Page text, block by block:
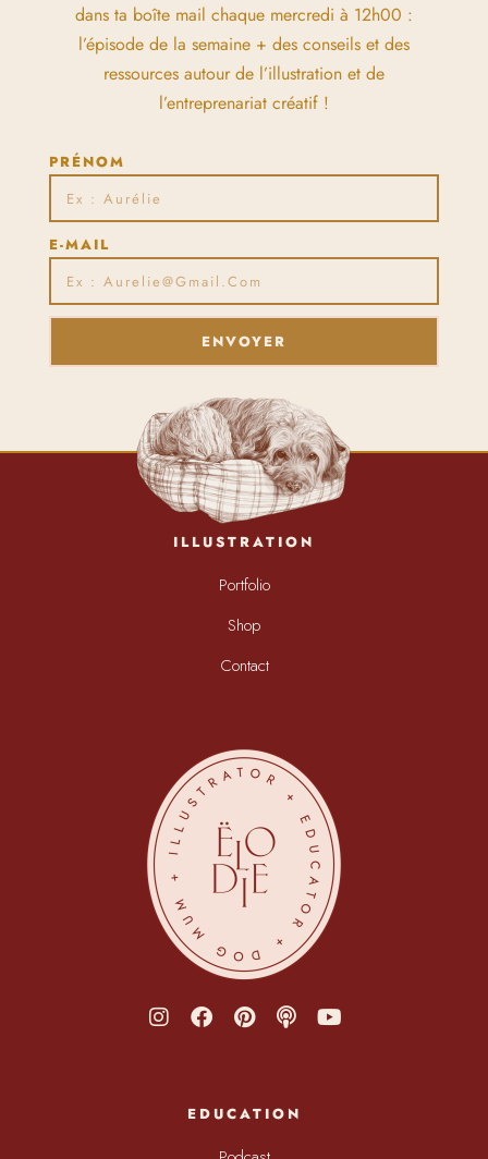
dans ta boîte mail chaque mercredi à 12h00 :
l’épisode de la semaine + des conseils et des
ressources autour de l’illustration et de
l’entreprenariat créatif !
PRÉNOM
E-MAIL
ENVOYER
ILLUSTRATION
Portfolio
Shop
Contact
EDUCATION